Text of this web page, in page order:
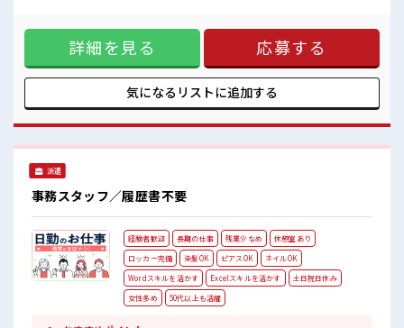
オンオフの切替もできちゃう！
残業はほとんどありません！
仕事をしやすい職場≫ もちろん男性の応募も歓迎！ ≪プライ
ベートが充実する≫ 場合によってはお願いすることもありま
すが、 残業はほとんどナシ！ ≪土日祝休のお仕事≫ 家族や友
人と一緒にプライベート満喫！ ≪ヘアカラーOKで自由な雰囲
気の職場≫ 明るすぎたり奇抜でなければ基本的に自由！ (規
り休める休憩室あり！ オンオフの切替もできちゃう！ 残業は
ほとんどありません！
詳細を見る 応募する
気になるリストに追加する
派遣
事務スタッフ／履歴書不要
経験者歓迎 長期の仕事 残業少なめ
休憩室あり
ロッカー完備
染髪OK ピアスOK
ネイルOK
Wordスキルを活かす
Excelスキルを活かす
土日祝日休み
女性多め
50代以上も活躍